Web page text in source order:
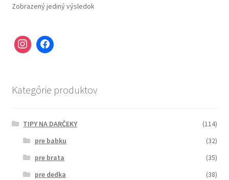
Zobrazený jediný výsledok
Kategórie produktov
TIPY NA DARČEKY
(114)
pre babku
(32)
pre brata
(35)
pre dedka
(38)